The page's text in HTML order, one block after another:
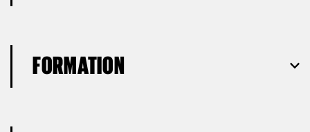
FORMATION